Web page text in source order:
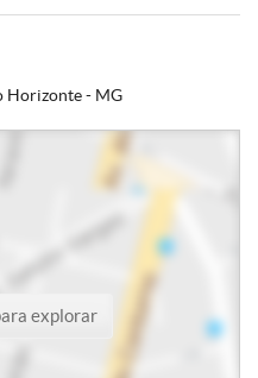
Horizonte - MG
explorar